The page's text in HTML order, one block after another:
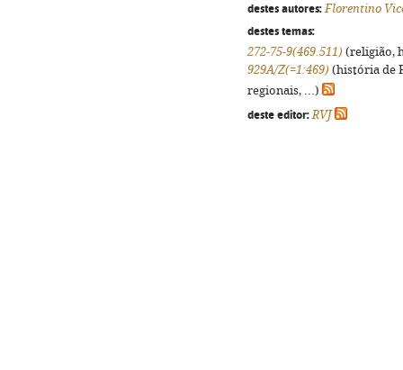
destes autores: Florentino
destes temas:
272-75-9(469.511) (religião,
929A/Z(=1:469) (história de
regionais, ...)
deste editor: RVJ